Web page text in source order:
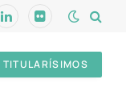
LinkedInFlickr
TITULARÍSIMOS